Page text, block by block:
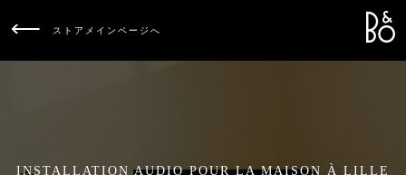
ストアメインページへ
INSTALLATION AUDIO POUR LA MAISON À LILLE